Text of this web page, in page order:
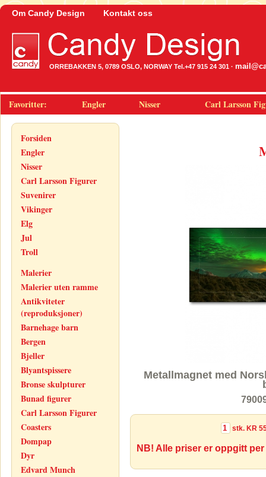
Om Candy Design Kontakt oss
ORREBAKKEN 5, 0789 OSLO, NORWAY Tel.+47 915 24 301 ·
Favoritter: Engler Nisser Carl Larsson
Forsiden
Engler
Nisser
Carl Larsson Figurer
Suvenirer
Vikinger
Elg
Jul
Troll
Malerier
Malerier uten ramme
Antikviteter
(reproduksjoner)
Barnehage barn
Bergen
Bjeller
Blyantspissere
Bronse skulpturer
Bunad figurer
Carl Larsson Figurer
Coasters
Dompap
Dyr
Edvard Munch
Metallmagnet med
stk. KR
NB! Alle priser er oppgitt